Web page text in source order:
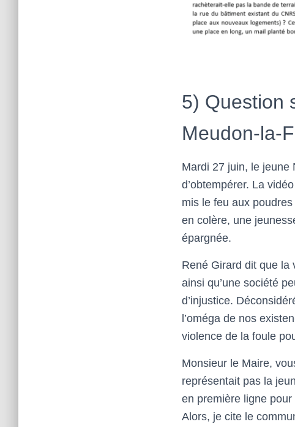
5) Question
Meudon-la-
Mardi 27 juin, le jeune
d’obtempérer. La
mis le feu aux
en colère, une
épargnée.
René Girard dit que la
ainsi qu’une société
d’injustice.
l’oméga de nos
violence de la foule
Monsieur le Maire,
représentait pas la
en première ligne
Alors, je cite le